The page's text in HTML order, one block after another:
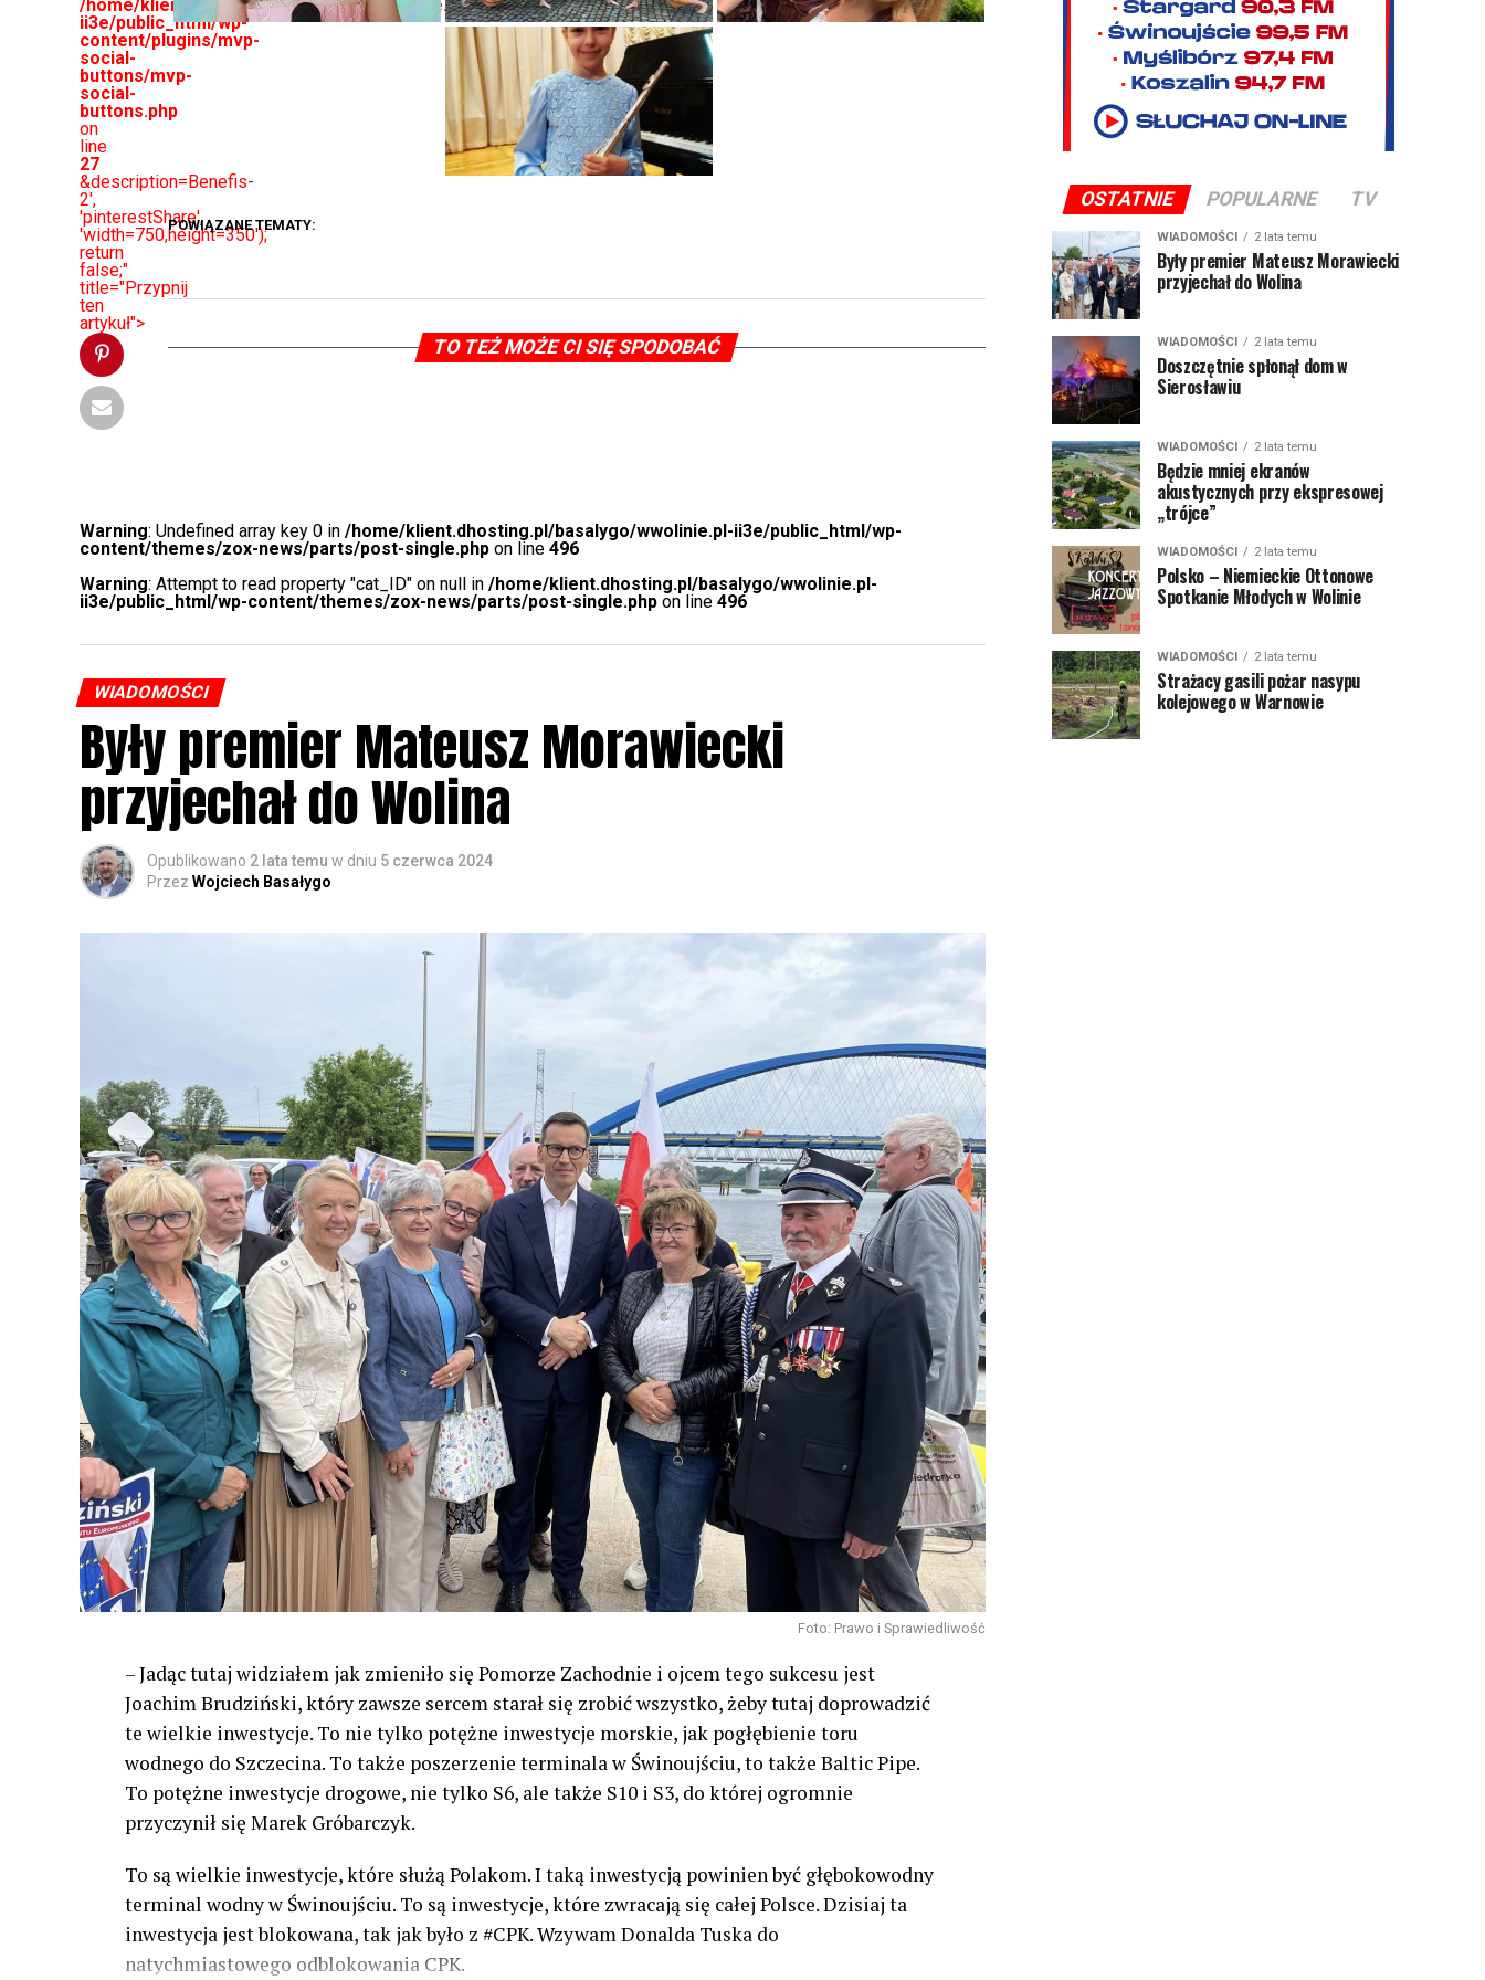
/home/klient.dhosting.pl/basalygo/wwolinie.pl-
ii3e/public_html/wp-
content/plugins/mvp-
social-
buttons/mvp-
social-
buttons.php
on
line
27
&description=Benefis-
2',
'pinterestShare',
'width=750,height=350');
return
false;"
title="Przypnij
ten
artykuł">
POWIĄZANE TEMATY:
TO TEŻ MOŻE CI SIĘ SPODOBAĆ
Warning: Undefined array key 0 in /home/klient.dhosting.pl/basalygo/wwolinie.pl-ii3e/public_html/wp-
content/themes/zox-news/parts/post-single.php on line 496
Warning: Attempt to read property "cat_ID" on null in /home/klient.dhosting.pl/basalygo/wwolinie.pl-
ii3e/public_html/wp-content/themes/zox-news/parts/post-single.php on line 496
WIADOMOŚCI
Były premier Mateusz Morawiecki
przyjechał do Wolina
Opublikowano 2 lata temu w dniu 5 czerwca 2024
Przez Wojciech Basałygo
Foto: Prawo i Sprawiedliwość
– Jadąc tutaj widziałem jak zmieniło się Pomorze Zachodnie i ojcem tego sukcesu jest
Joachim Brudziński, który zawsze sercem starał się zrobić wszystko, żeby tutaj doprowadzić
te wielkie inwestycje. To nie tylko potężne inwestycje morskie, jak pogłębienie toru
wodnego do Szczecina. To także poszerzenie terminala w Świnoujściu, to także Baltic Pipe.
To potężne inwestycje drogowe, nie tylko S6, ale także S10 i S3, do której ogromnie
przyczynił się Marek Gróbarczyk.
To są wielkie inwestycje, które służą Polakom. I taką inwestycją powinien być głębokowodny
terminal wodny w Świnoujściu. To są inwestycje, które zwracają się całej Polsce. Dzisiaj ta
inwestycja jest blokowana, tak jak było z #CPK. Wzywam Donalda Tuska do
natychmiastowego odblokowania CPK.
OSTATNIE POPULARNE TV
WIADOMOŚCI 2 lata temu
Były premier Mateusz Morawiecki
przyjechał do Wolina
WIADOMOŚCI 2 lata temu
Doszczętnie spłonął dom w
Sierosławiu
WIADOMOŚCI 2 lata temu
Będzie mniej ekranów
akustycznych przy ekspresowej
„trójce”
WIADOMOŚCI 2 lata temu
Polsko – Niemieckie Ottonowe
Spotkanie Młodych w Wolinie
WIADOMOŚCI 2 lata temu
Strażacy gasili pożar nasypu
kolejowego w Warnowie